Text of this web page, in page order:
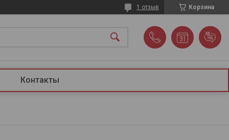
Корзина
1 отзыв
Контакты